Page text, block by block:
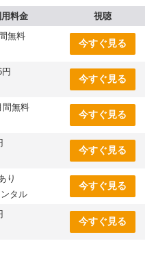
料金
視聴
無料
今すぐ見る
今すぐ見る
間無料
今すぐ見る
今すぐ見る
り
タル
今すぐ見る
今すぐ見る